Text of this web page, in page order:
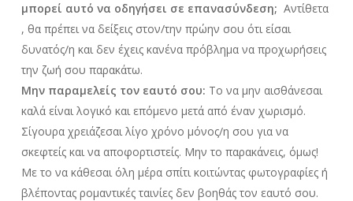
μπορεί αυτό να οδηγήσει σε επανασύνδεση; Αντίθετα
, θα πρέπει να δείξεις στον/την πρώην σου ότι είσαι
δυνατός/η και δεν έχεις κανένα πρόβλημα να προχωρήσεις
την ζωή σου παρακάτω.
Μην παραμελείς τον εαυτό σου: Το να μην αισθάνεσαι
καλά είναι λογικό και επόμενο μετά από έναν χωρισμό.
Σίγουρα χρειάζεσαι λίγο χρόνο μόνος/η σου για να
σκεφτείς και να αποφορτιστείς. Μην το παρακάνεις, όμως!
Με το να κάθεσαι όλη μέρα σπίτι κοιτώντας φωτογραφίες ή
βλέποντας ρομαντικές ταινίες δεν βοηθάς τον εαυτό σου.